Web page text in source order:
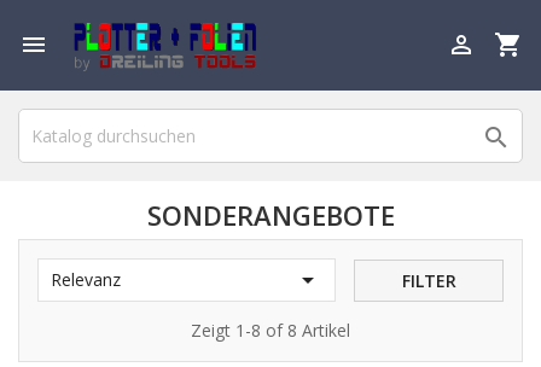
 shopping_cart


SONDERANGEBOTE
Relevanz  FILTER
Zeigt 1-8 of 8 Artikel